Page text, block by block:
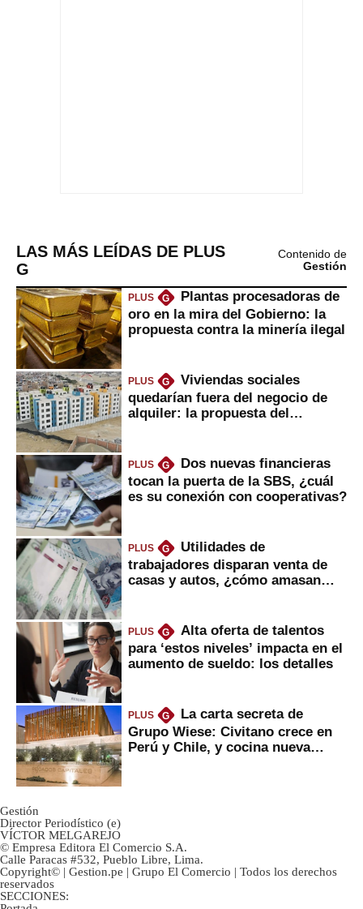
LAS MÁS LEÍDAS DE PLUS
G
Contenido de
Gestión
PLUS G
Plantas procesadoras de
oro en la mira del Gobierno: la
propuesta contra la minería ilegal
PLUS G
Viviendas sociales
quedarían fuera del negocio de
alquiler: la propuesta del
PLUS G
Dos nuevas financieras
tocan la puerta de la SBS, ¿cuál
es su conexión con cooperativas?
PLUS G
Utilidades de
trabajadores disparan venta de
casas y autos, ¿cómo amasan
PLUS G
Alta oferta de talentos
para ‘estos niveles’ impacta en el
aumento de sueldo: los detalles
PLUS G
La carta secreta de
Grupo Wiese: Civitano crece en
Perú y Chile, y cocina nueva
Gestión
Director Periodístico (e)
VÍCTOR MELGAREJO
© Empresa Editora El Comercio S.A.
Calle Paracas #532, Pueblo Libre, Lima.
Copyright© | Gestion.pe | Grupo El Comercio | Todos los derechos
reservados
SECCIONES: